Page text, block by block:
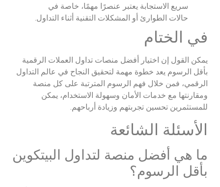
سريع الاستجابة يعتبر عنصرًا مهمًا، خاصة في
حالات الطوارئ أو المشكلات التقنية أثناء التداول.
في الختام
يمكن القول إن اختيار أفضل منصات تداول العملات الرقمية
بأقل الرسوم يعد خطوة مهمة لتحقيق النجاح في عالم التداول
الرقمي، فمن خلال فهم الرسوم المترتبة على كل منصة
ومقارنتها مع خدمات الأمان وسهولة الاستخدام، يمكن
للمستثمرين تحسين تجربتهم وزيادة أرباحهم.
الأسئلة الشائعة
ما هي أفضل منصة لتداول البيتكوين
بأقل الرسوم؟